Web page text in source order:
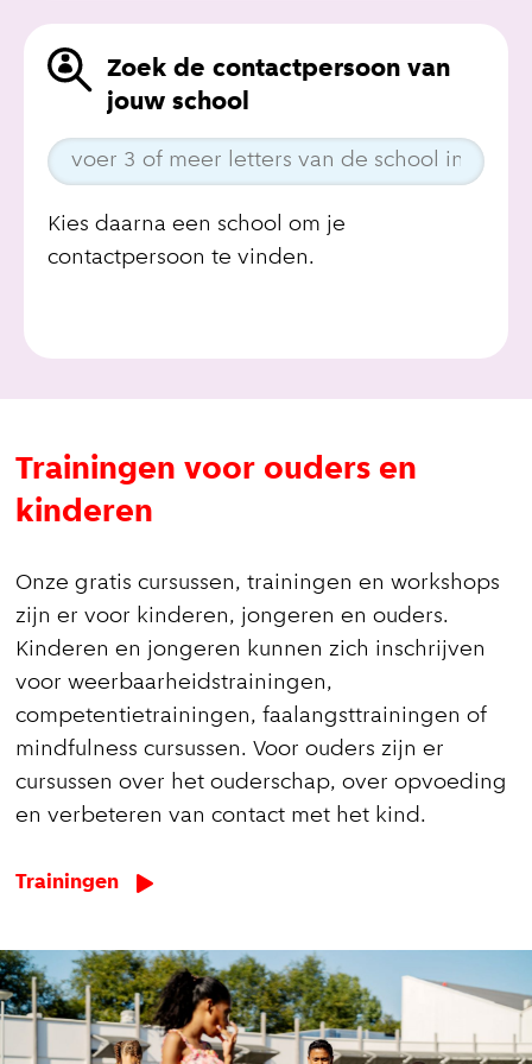
Zoek de contactpersoon van
jouw school
Kies daarna een school om je
contactpersoon te vinden.
Trainingen voor ouders en
kinderen
Onze gratis cursussen, trainingen en workshops
zijn er voor kinderen, jongeren en ouders.
Kinderen en jongeren kunnen zich inschrijven
voor weerbaarheidstrainingen,
competentietrainingen, faalangsttrainingen of
mindfulness cursussen. Voor ouders zijn er
cursussen over het ouderschap, over opvoeding
en verbeteren van contact met het kind.
Trainingen